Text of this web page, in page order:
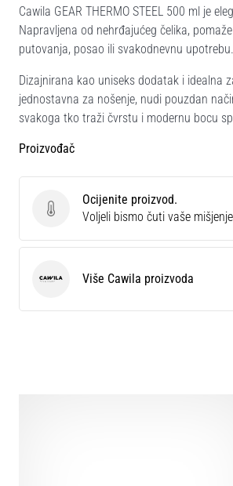
Cawila GEAR THERMO STEEL 500 ml je
Napravljena od nehrđajućeg čelika,
putovanja, posao ili svakodnevnu
Dizajnirana kao uniseks dodatak i idealna
jednostavna za nošenje, nudi pouzdan
svakoga tko traži čvrstu i modernu bocu
Proizvođač
Ocijenite proizvod.
Ocijenite proizvod.
Voljeli bismo čuti vaše mišjenje
Cawila Više Cawila proizvoda